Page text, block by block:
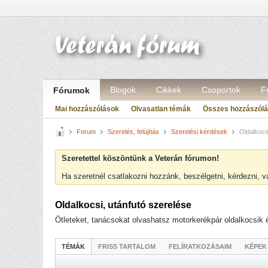
Fórumok Blogok Cikkek Csoportok
Mai hozzászólások Olvasatlan témák Összes
Forum Szerelés, felújítás Szerelési kérdések
Szeretettel köszöntünk a Veterán fórumon!
Ha szeretnél csatlakozni hozzánk, beszélgetni, kérdezni,
Oldalkocsi, utánfutó szerelése
Ötleteket, tanácsokat olvashatsz motorkerékpár
TÉMÁK FRISS TARTALOM FELÍRATKOZÁSAIM KÉPEK